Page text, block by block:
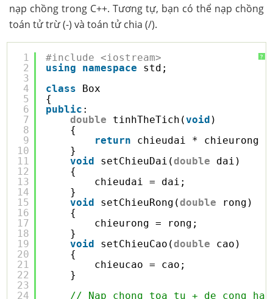
nạp chồng trong C++. Tương tự, bạn có thể nạp chồng
toán tử trừ (-) và toán tử chia (/).
?
1
2
3
4
5
6
7
8
9
10
11
12
13
14
15
16
17
18
19
20
21
22
23
24
#include <iostream>
using
namespace
std;
class
Box
{
public :
double
tinhTheTich(void )
{
return
chieudai * chieurong
}
void
setChieuDai(double
dai)
{
chieudai = dai;
}
void
setChieuRong(double
rong)
{
chieurong = rong;
}
void
setChieuCao(double
cao)
{
chieucao = cao;
}
// Nap chong toa tu + de cong